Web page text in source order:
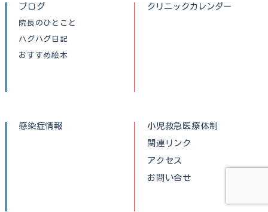
ブログ
院長のひとこと
ハグハグ日記
おすすめ絵本
クリニックカレンダー
感染症情報
小児救急医療体制
関連リンク
アクセス
お問い合せ